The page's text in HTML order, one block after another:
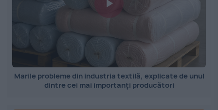
Marile probleme din industria textilă, explicate de unul
dintre cei mai importanți producători